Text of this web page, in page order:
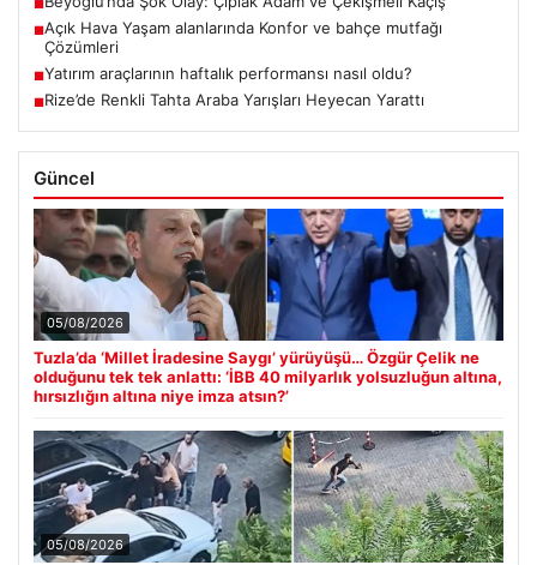
■
■Açık Hava Yaşam alanlarında Konfor ve bahçe mutfağı
Çözümleri
■Yatırım araçlarının haftalık performansı nasıl oldu?
■Rize’de Renkli Tahta Araba Yarışları Heyecan Yarattı
Güncel
05/08/2026
Tuzla’da ‘Millet İradesine Saygı’ yürüyüşü… Özgür Çelik ne
olduğunu tek tek anlattı: ‘İBB 40 milyarlık yolsuzluğun altına,
hırsızlığın altına niye imza atsın?’
05/08/2026